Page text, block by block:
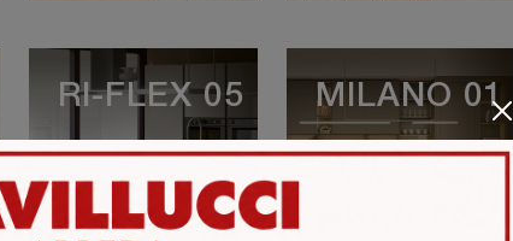
VEDI DI PIÙ
RI-FLEX 05 MILANO 01